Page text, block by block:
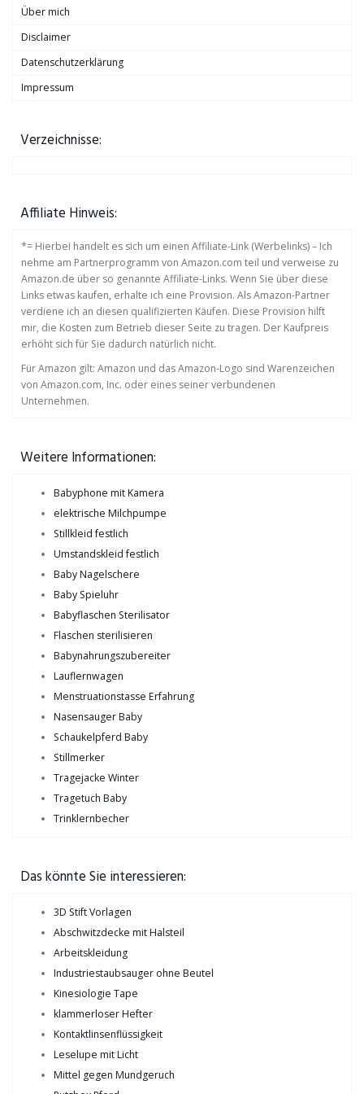
Über mich
Disclaimer
Datenschutzerklärung
Impressum
Verzeichnisse:
Affiliate Hinweis:
*= Hierbei handelt es sich um einen Affiliate-Link (Werbelinks) – Ich
nehme am Partnerprogramm von Amazon.com teil und verweise zu
Amazon.de über so genannte Affiliate-Links. Wenn Sie über diese
Links etwas kaufen, erhalte ich eine Provision. Als Amazon-Partner
verdiene ich an diesen qualifizierten Käufen. Diese Provision hilft
mir, die Kosten zum Betrieb dieser Seite zu tragen. Der Kaufpreis
erhöht sich für Sie dadurch natürlich nicht.
Für Amazon gilt: Amazon und das Amazon-Logo sind Warenzeichen
von Amazon.com, Inc. oder eines seiner verbundenen
Unternehmen.
Weitere Informationen:
Babyphone mit Kamera
elektrische Milchpumpe
Stillkleid festlich
Umstandskleid festlich
Baby Nagelschere
Baby Spieluhr
Babyflaschen Sterilisator
Flaschen sterilisieren
Babynahrungszubereiter
Lauflernwagen
Menstruationstasse Erfahrung
Nasensauger Baby
Schaukelpferd Baby
Stillmerker
Tragejacke Winter
Tragetuch Baby
Trinklernbecher
Das könnte Sie interessieren:
3D Stift Vorlagen
Abschwitzdecke mit Halsteil
Arbeitskleidung
Industriestaubsauger ohne Beutel
Kinesiologie Tape
klammerloser Hefter
Kontaktlinsenflüssigkeit
Leselupe mit Licht
Mittel gegen Mundgeruch